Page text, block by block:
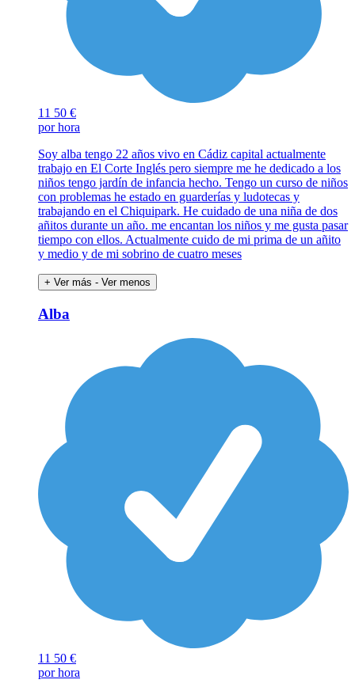
11 50 €
por hora
Soy alba tengo 22 años vivo en Cádiz capital actualmente
trabajo en El Corte Inglés pero siempre me he dedicado a los
niños tengo jardín de infancia hecho. Tengo un curso de niños
con problemas he estado en guarderías y ludotecas y
trabajando en el Chiquipark. He cuidado de una niña de dos
añitos durante un año. me encantan los niños y me gusta pasar
tiempo con ellos. Actualmente cuido de mi prima de un añito
y medio y de mi sobrino de cuatro meses
+ Ver más - Ver menos
Alba
11 50 €
por hora